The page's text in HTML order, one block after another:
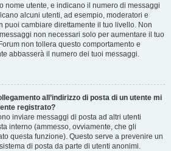
nome utente, e indicano il numero di messaggi
alcuni utenti, ad esempio, moderatori e
puoi cambiare direttamente il tuo livello. Non
non necessari solo per aumentare il tuo
non tollera questo comportamento e
abbasserà il numero dei tuoi messaggi.
all’indirizzo di posta di un utente mi
registrato?
inviare messaggi di posta ad altri utenti
interno (ammesso, ovviamente, che gli
questa funzione). Questo serve a prevenire un
di posta da parte di utenti anonimi.